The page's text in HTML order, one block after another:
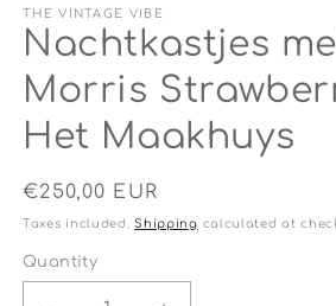
THE VINTAGE VIBE
Nachtkastjes
Morris
Het Maakhuys
Regular
price
€250,00 EUR
Taxes included.Shipping calculated at
Quantity
Quantity